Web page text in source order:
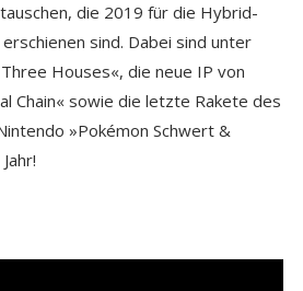
die 2019 für die Hybrid-
sind. Dabei sind unter
Houses«, die neue IP von
Chain« sowie die letzte Rakete des
»Pokémon Schwert &